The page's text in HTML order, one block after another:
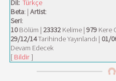
Dil: Türkçe
Beta: | Artist:
Seri:
10Bölüm | 23332 Kelime | 979 Kere
29/12/14Tarihinde Yayınlandı | 01/
Devam Edecek
[ Bildir]